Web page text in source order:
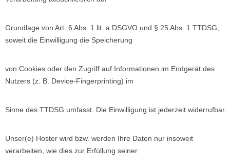
Grundlage von Art. 6 Abs. 1 lit. a DSGVO und § 25 Abs. 1 TTDSG,
soweit die Einwilligung die Speicherung
von Cookies oder den Zugriff auf Informationen im Endgerät des
Nutzers (z. B. Device-Fingerprinting) im
Sinne des TTDSG umfasst. Die Einwilligung ist jederzeit widerrufbar.
Unser(e) Hoster wird bzw. werden Ihre Daten nur insoweit
verarbeiten, wie dies zur Erfüllung seiner